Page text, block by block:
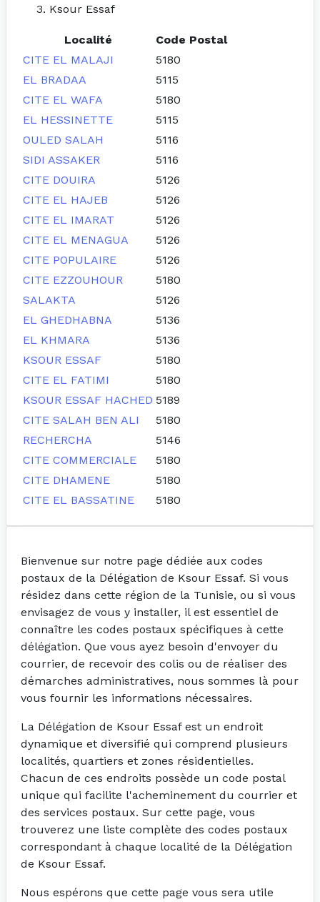
Ksour Essaf
Localité
Code Postal
CITE EL MALAJI
5180
EL BRADAA
5115
CITE EL WAFA
5180
EL HESSINETTE
5115
OULED SALAH
5116
SIDI ASSAKER
5116
CITE DOUIRA
5126
CITE EL HAJEB
5126
CITE EL IMARAT
5126
CITE EL MENAGUA
5126
CITE POPULAIRE
5126
CITE EZZOUHOUR
5180
SALAKTA
5126
EL GHEDHABNA
5136
EL KHMARA
5136
KSOUR ESSAF
5180
CITE EL FATIMI
5180
KSOUR ESSAF HACHED 5189
CITE SALAH BEN ALI
5180
RECHERCHA
5146
CITE COMMERCIALE
5180
CITE DHAMENE
5180
CITE EL BASSATINE
5180
Bienvenue sur notre page dédiée aux codes
postaux de la Délégation de Ksour Essaf. Si vous
résidez dans cette région de la Tunisie, ou si vous
envisagez de vous y installer, il est essentiel de
connaître les codes postaux spécifiques à cette
délégation. Que vous ayez besoin d'envoyer du
courrier, de recevoir des colis ou de réaliser des
démarches administratives, nous sommes là pour
vous fournir les informations nécessaires.
La Délégation de Ksour Essaf est un endroit
dynamique et diversifié qui comprend plusieurs
localités, quartiers et zones résidentielles.
Chacun de ces endroits possède un code postal
unique qui facilite l'acheminement du courrier et
des services postaux. Sur cette page, vous
trouverez une liste complète des codes postaux
correspondant à chaque localité de la Délégation
de Ksour Essaf.
Nous espérons que cette page vous sera utile